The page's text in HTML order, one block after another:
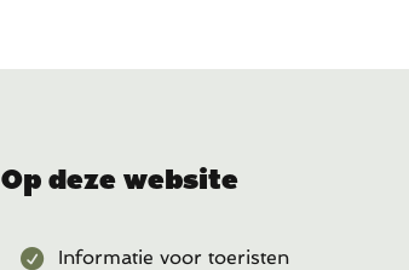
Op deze website
Informatie voor toeristen